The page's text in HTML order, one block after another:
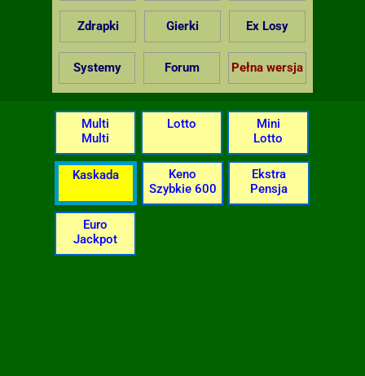
Zdrapki Gierki Ex Losy
Systemy Forum Pełna wersja
Multi
Multi
Lotto
Mini
Lotto
Kaskada
Keno
Szybkie 600
Ekstra
Pensja
Euro
Jackpot